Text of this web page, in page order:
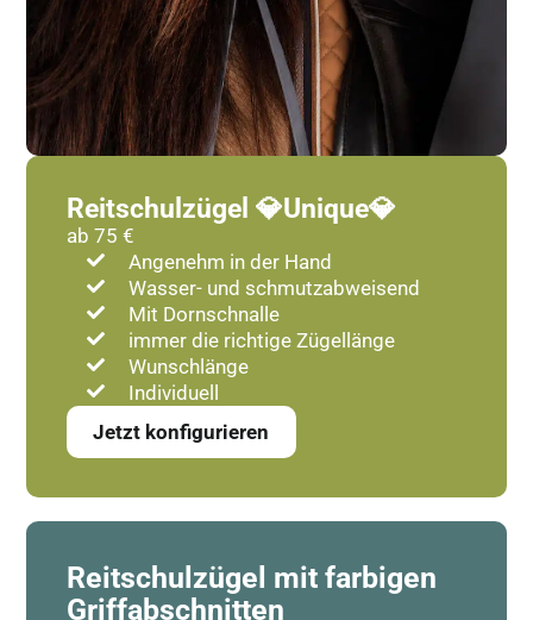
Reitschulzügel 💎Unique💎
ab 75 €
Angenehm in der Hand
Wasser- und schmutzabweisend
Mit Dornschnalle
immer die richtige Zügellänge
Wunschlänge
Individuell
Jetzt konfigurieren
Reitschulzügel mit farbigen
Griffabschnitten